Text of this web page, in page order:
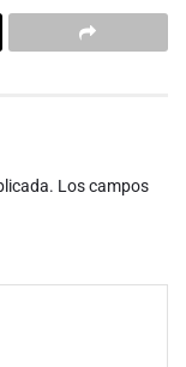
Los campos